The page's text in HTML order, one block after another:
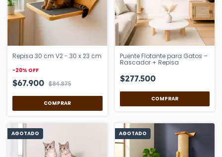
Repisa 30 cm V2 - 30 x 23 cm
-20% OFF
$67.900 $84.875
Puente Flotante para Gatos –
Rascador + Repisa
$277.500
COMPRAR
AGOTADO AGOTADO